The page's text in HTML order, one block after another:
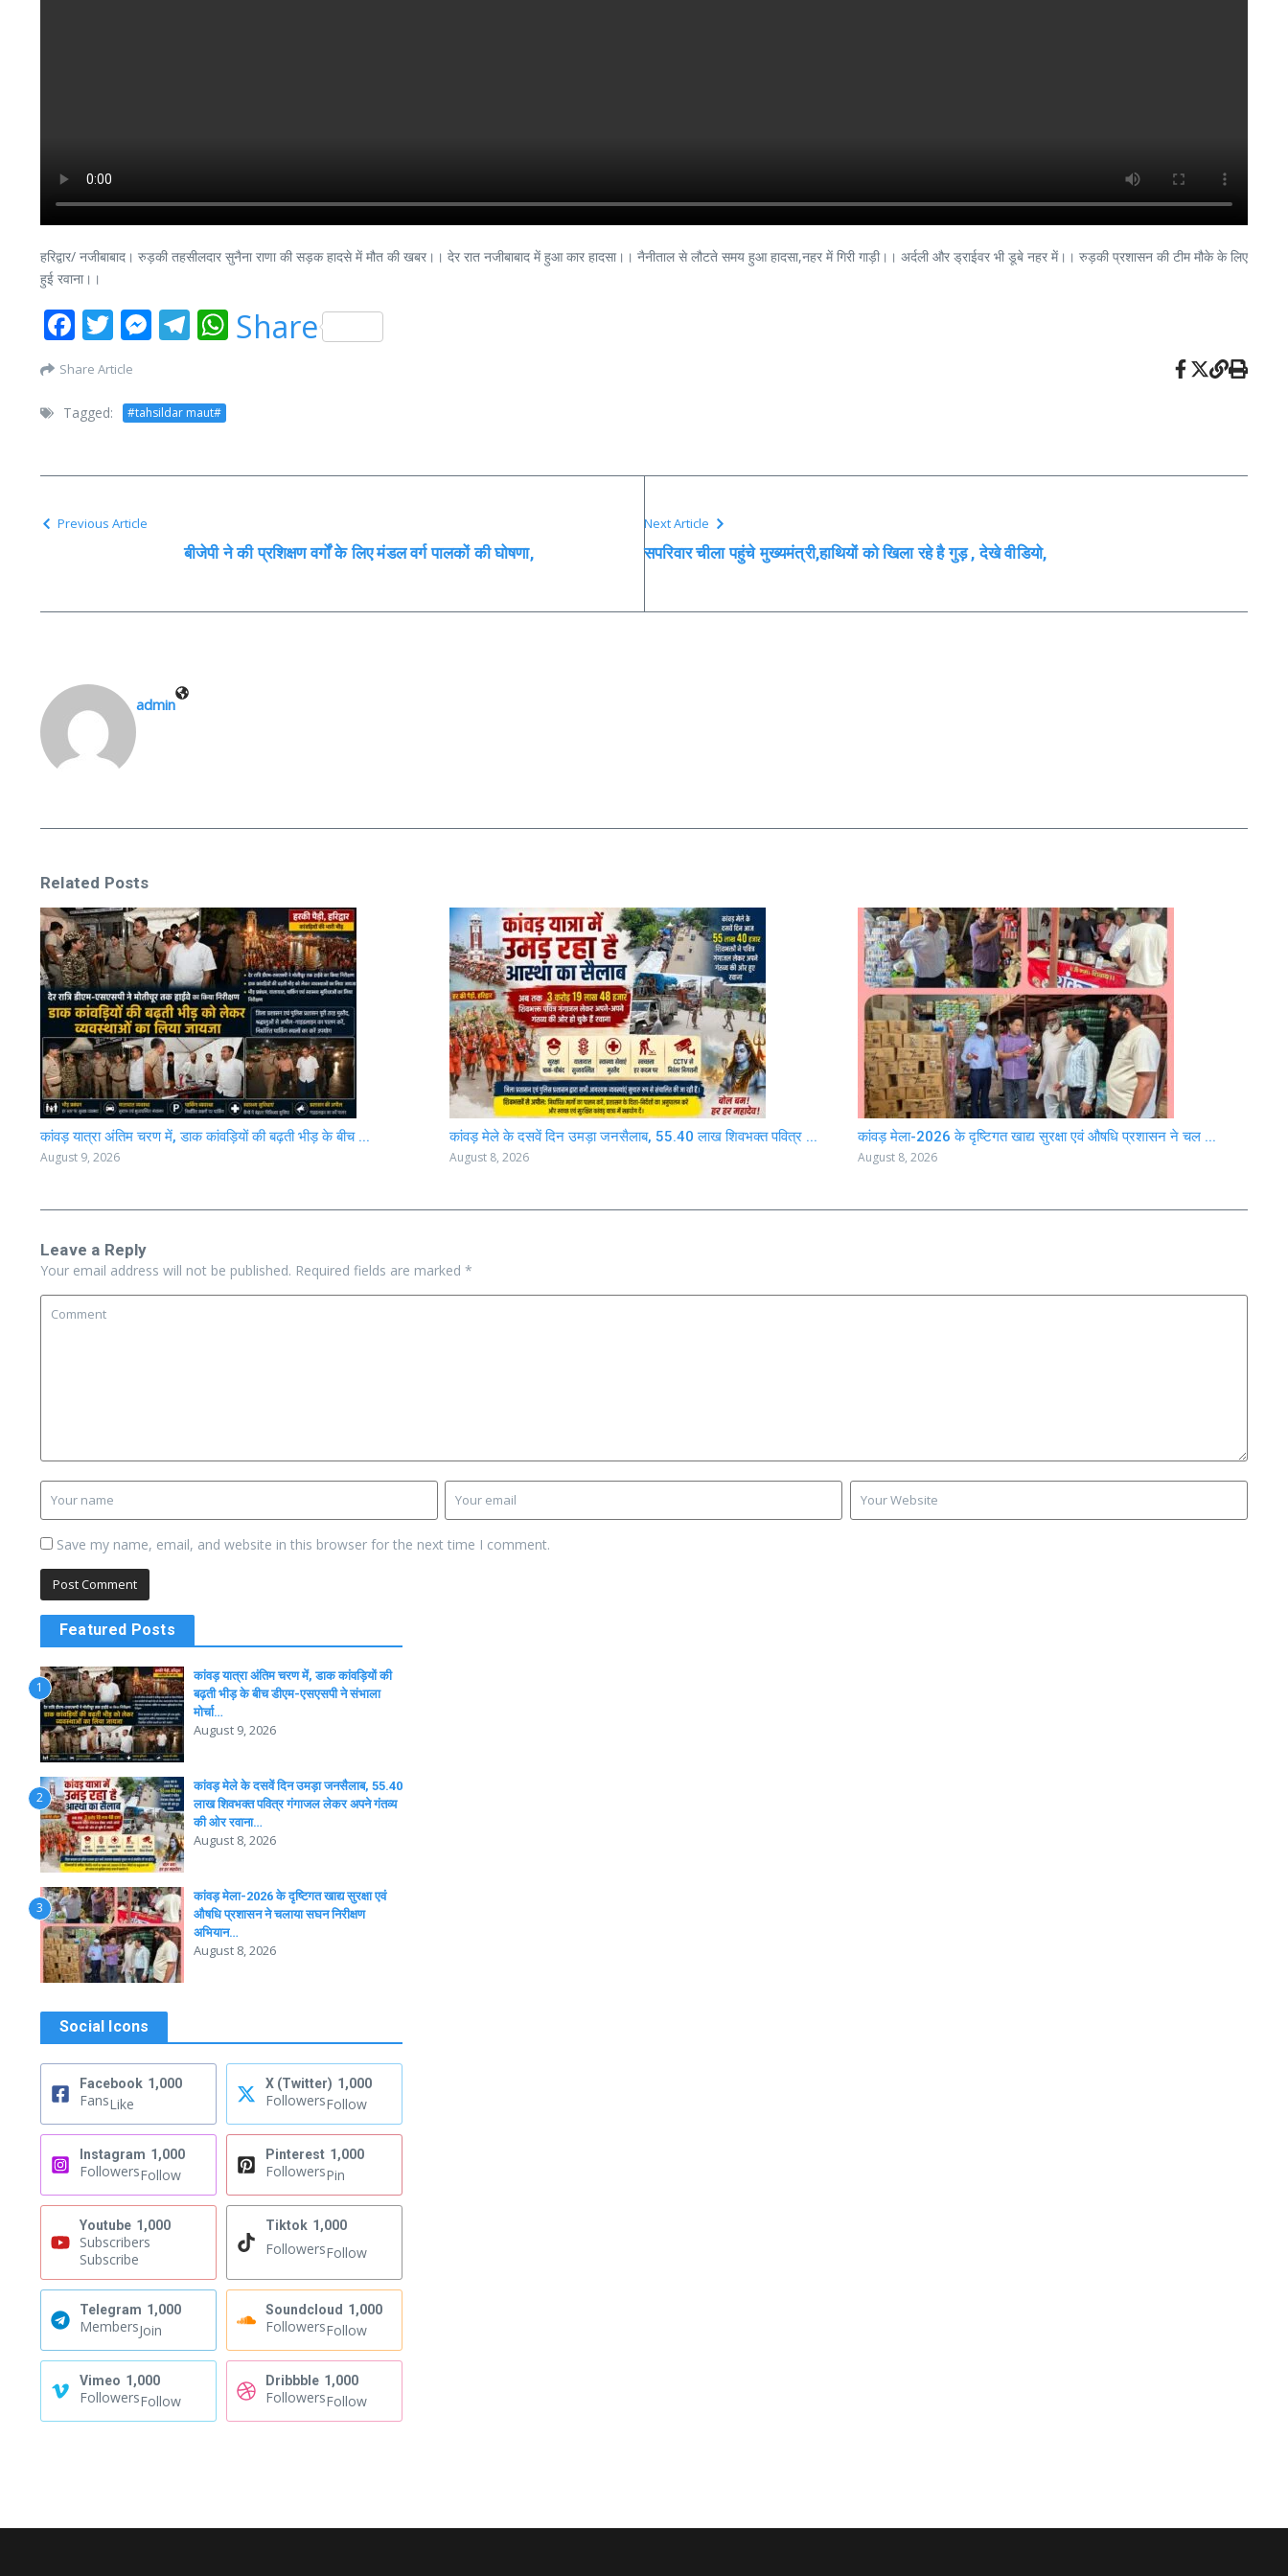
हरिद्वार/ नजीबाबाद। रुड़की तहसीलदार सुनैना राणा की सड़क हादसे में मौत की खबर।। देर रात नजीबाबाद में हुआ कार हादसा।। नैनीताल से लौटते समय हुआ हादसा,नहर में गिरी गाड़ी।। अर्दली और ड्राईवर भी डूबे नहर में।। रुड़की प्रशासन की टीम मौके के लिए
हुई रवाना।।
Facebook
Twitter
Messenger
Telegram
WhatsApp
Share
Share Article
Tagged: #tahsildar maut#
Previous Article
बीजेपी ने की प्रशिक्षण वर्गों के लिए मंडल वर्ग पालकों की घोषणा,
Next Article
सपरिवार चीला पहुंचे मुख्यमंत्री,हाथियों को खिला रहे है गुड़ , देखे वीडियो,
admin
Related Posts
कांवड़ यात्रा अंतिम चरण में, डाक कांवड़ियों की बढ़ती भीड़ के बीच ...
August 9, 2026
कांवड़ मेले के दसवें दिन उमड़ा जनसैलाब, 55.40 लाख शिवभक्त पवित्र ...
August 8, 2026
कांवड़ मेला-2026 के दृष्टिगत खाद्य सुरक्षा एवं औषधि प्रशासन ने चल ...
August 8, 2026
Leave a Reply
Your email address will not be published. Required fields are marked *
Save my name, email, and website in this browser for the next time I comment.
Featured Posts
1
कांवड़ यात्रा अंतिम चरण में, डाक कांवड़ियों की
बढ़ती भीड़ के बीच डीएम-एसएसपी ने संभाला
मोर्चा…
August 9, 2026
2
कांवड़ मेले के दसवें दिन उमड़ा जनसैलाब, 55.40
लाख शिवभक्त पवित्र गंगाजल लेकर अपने गंतव्य
की ओर रवाना…
August 8, 2026
3
कांवड़ मेला-2026 के दृष्टिगत खाद्य सुरक्षा एवं
औषधि प्रशासन ने चलाया सघन निरीक्षण
अभियान…
August 8, 2026
Social Icons
Facebook 1,000
FansLike
X (Twitter) 1,000
FollowersFollow
Instagram 1,000
FollowersFollow
Pinterest 1,000
FollowersPin
Youtube 1,000
Subscribers
Subscribe
Tiktok 1,000
FollowersFollow
Telegram 1,000
MembersJoin
Soundcloud 1,000
FollowersFollow
Vimeo 1,000
FollowersFollow
Dribbble 1,000
FollowersFollow